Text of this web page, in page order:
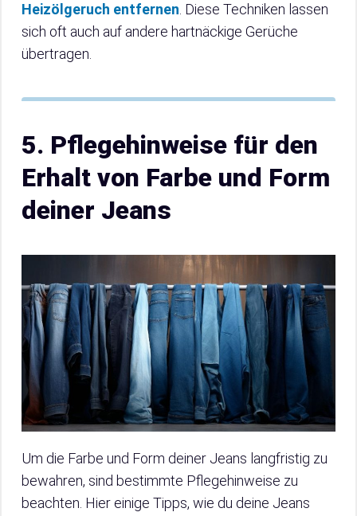
Heizölgeruch entfernen . Diese Techniken lassen
sich oft auch auf andere hartnäckige Gerüche
übertragen.
5. Pflegehinweise für den
Erhalt von Farbe und Form
deiner Jeans
Um die Farbe und Form deiner Jeans langfristig zu
bewahren, sind bestimmte Pflegehinweise zu
beachten. Hier einige Tipps, wie du deine Jeans